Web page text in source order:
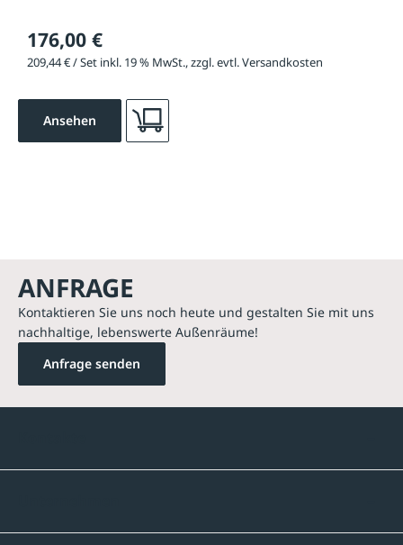
176,00 €
209,44 € / Set inkl. 19 % MwSt., zzgl. evtl. Versandkosten
Ansehen
ANFRAGE
Kontaktieren Sie uns noch heute und gestalten Sie mit uns
nachhaltige, lebenswerte Außenräume!
Anfrage senden